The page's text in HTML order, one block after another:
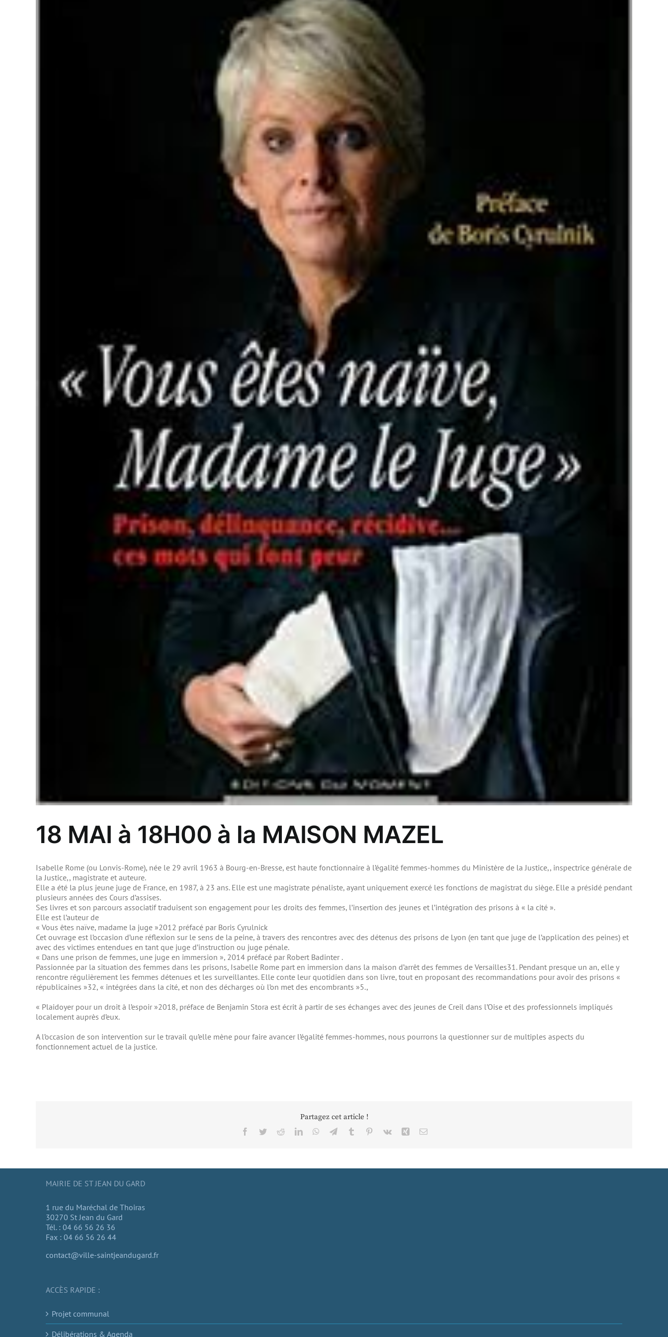
18 MAI à 18H00 à la MAISON MAZEL
Isabelle Rome (ou Lonvis-Rome), née le 29 avril 1963 à Bourg-en-Bresse, est haute fonctionnaire à l’égalité femmes-hommes du Ministère de la Justice,, inspectrice générale de
la Justice,, magistrate et auteure.
Elle a été la plus jeune juge de France, en 1987, à 23 ans. Elle est une magistrate pénaliste, ayant uniquement exercé les fonctions de magistrat du siège. Elle a présidé pendant
plusieurs années des Cours d’assises.
Ses livres et son parcours associatif traduisent son engagement pour les droits des femmes, l’insertion des jeunes et l’intégration des prisons à « la cité ».
Elle est l’auteur de
« Vous êtes naïve, madame la juge »2012 préfacé par Boris Cyrulnick
Cet ouvrage est l’occasion d’une réflexion sur le sens de la peine, à travers des rencontres avec des détenus des prisons de Lyon (en tant que juge de l’application des peines) et
avec des victimes entendues en tant que juge d’instruction ou juge pénale.
« Dans une prison de femmes, une juge en immersion », 2014 préfacé par Robert Badinter .
Passionnée par la situation des femmes dans les prisons, Isabelle Rome part en immersion dans la maison d’arrêt des femmes de Versailles31. Pendant presque un an, elle y
rencontre régulièrement les femmes détenues et les surveillantes. Elle conte leur quotidien dans son livre, tout en proposant des recommandations pour avoir des prisons «
républicaines »32, « intégrées dans la cité, et non des décharges où l’on met des encombrants »5.,
« Plaidoyer pour un droit à l’espoir »2018, préface de Benjamin Stora est écrit à partir de ses échanges avec des jeunes de Creil dans l’Oise et des professionnels impliqués
localement auprès d’eux.
A l’occasion de son intervention sur le travail qu’elle mène pour faire avancer l’égalité femmes-hommes, nous pourrons la questionner sur de multiples aspects du
fonctionnement actuel de la justice.
Partagez cet article !
Facebook
TwitterRedditLinkedInWhatsApp
TelegramTumblr Pinterest
Vk Xing Email
MAIRIE DE ST JEAN DU GARD
1 rue du Maréchal de Thoiras
30270 St Jean du Gard
Tél. : 04 66 56 26 36
Fax : 04 66 56 26 44
contact@ville-saintjeandugard.fr
ACCÈS RAPIDE :
Projet communal
Délibérations & Agenda